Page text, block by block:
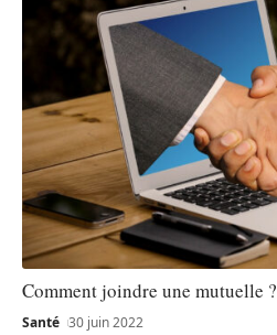
Comment joindre une mutuelle ?
Santé 30 juin 2022